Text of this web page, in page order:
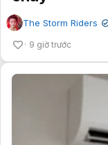
The Storm Riders ✔
9 giờ trước